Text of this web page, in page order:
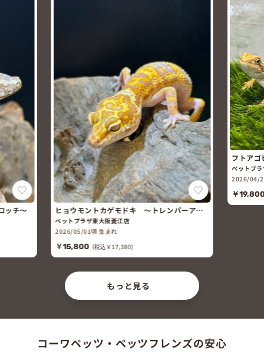
ーアル
フトアゴヒゲトカゲ(オレンジハイポ)
ペットプラザ天王寺店
2026/04/25頃 生まれ
￥19,800 (税込￥21,780)
パンサー
ペットプ
2026/03/
男の仔
￥
もっと見る
コーワペッツ・ペッツフレンズの安心